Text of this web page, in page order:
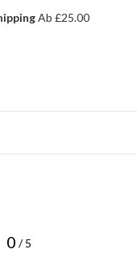
Ab £25.00
0 / 5